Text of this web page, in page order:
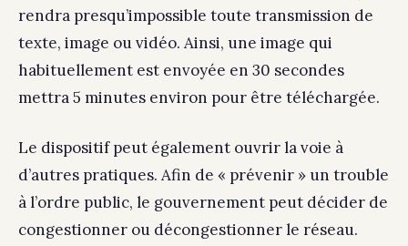
rendra presqu’impossible toute transmission de
texte, image ou vidéo. Ainsi, une image qui
habituellement est envoyée en 30 secondes
mettra 5 minutes environ pour être téléchargée.
Le dispositif peut également ouvrir la voie à
d’autres pratiques. Afin de « prévenir » un trouble
à l’ordre public, le gouvernement peut décider de
congestionner ou décongestionner le réseau.